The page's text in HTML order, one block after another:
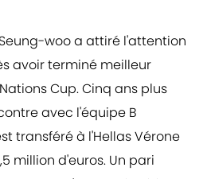
Seung-woo a attiré l'attention
avoir terminé meilleur
Cup. Cinq ans plus
avec l'équipe B
transféré à l'Hellas Vérone
million d'euros. Un pari